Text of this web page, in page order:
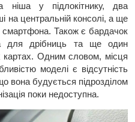
ніша у підлокітнику, два
на центральній консолі, а ще
смартфона. Також є бардачок
для дрібниць та ще один
картах. Одним словом, місця
моделі є відсутність
вона будується підрозділом
поки недоступна.